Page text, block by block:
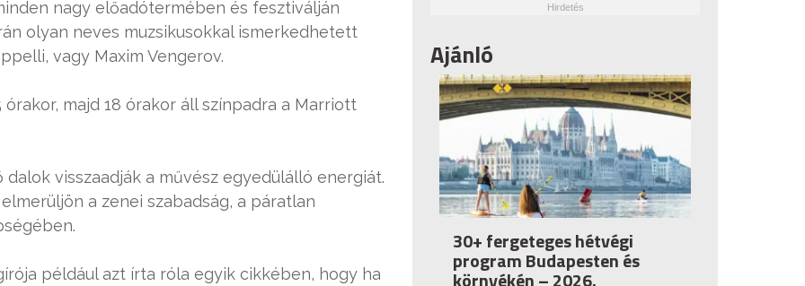
nagy előadótermében és fesztiválján
olyan neves muzsikusokkal ismerkedhetett
vagy Maxim Vengerov.
majd 18 órakor áll színpadra a Marriott
visszaadják a művész egyedülálló energiát.
a zenei szabadság, a páratlan
például azt írta róla egyik cikkében, hogy ha
Ajánló
30+ fergeteges hétvégi
program Budapesten és
környékén – 2026.